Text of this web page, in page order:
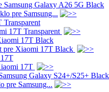
Galaxy A26 5G Black
pre Samsung...
17T Transparent
17T Black
Xiaomi 17T Black
17T
Galaxy S24+/S25+ Black
pre Samsung...